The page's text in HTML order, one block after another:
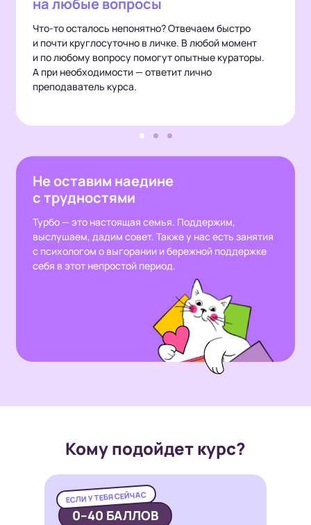
Что-то осталось непонятно? Отвечаем быстро
и почти круглосуточно в личке. В любой момент
и по любому вопросу помогут опытные кураторы.
А при необходимости — ответит лично
преподаватель курса.
Не оставим наедине
с трудностями
Турбо — это настоящая семья. Поддержим,
выслушаем, дадим совет. Также у нас есть занятия
с психологом о выгорании и бережной поддержке
себя в этот непростой период.
Кому подойдет курс?
ЕСЛИ У ТЕБЯ СЕЙЧАС
0–40 БАЛЛОВ